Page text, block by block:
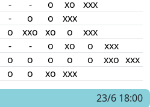
- - o xo
xxx
- o o
xxx
o xxo xo o
xxx
- - o xo o
xxx
o o o o o xxo xxx
o o xo xxx
23/6 18:00